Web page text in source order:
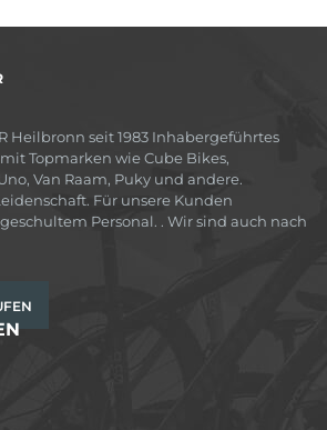
Heilbronn seit 1983 Inhabergeführtes
Topmarken wie Cube Bikes,
Van Raam, Puky und andere.
Für unsere Kunden
Personal. . Wir sind auch nach